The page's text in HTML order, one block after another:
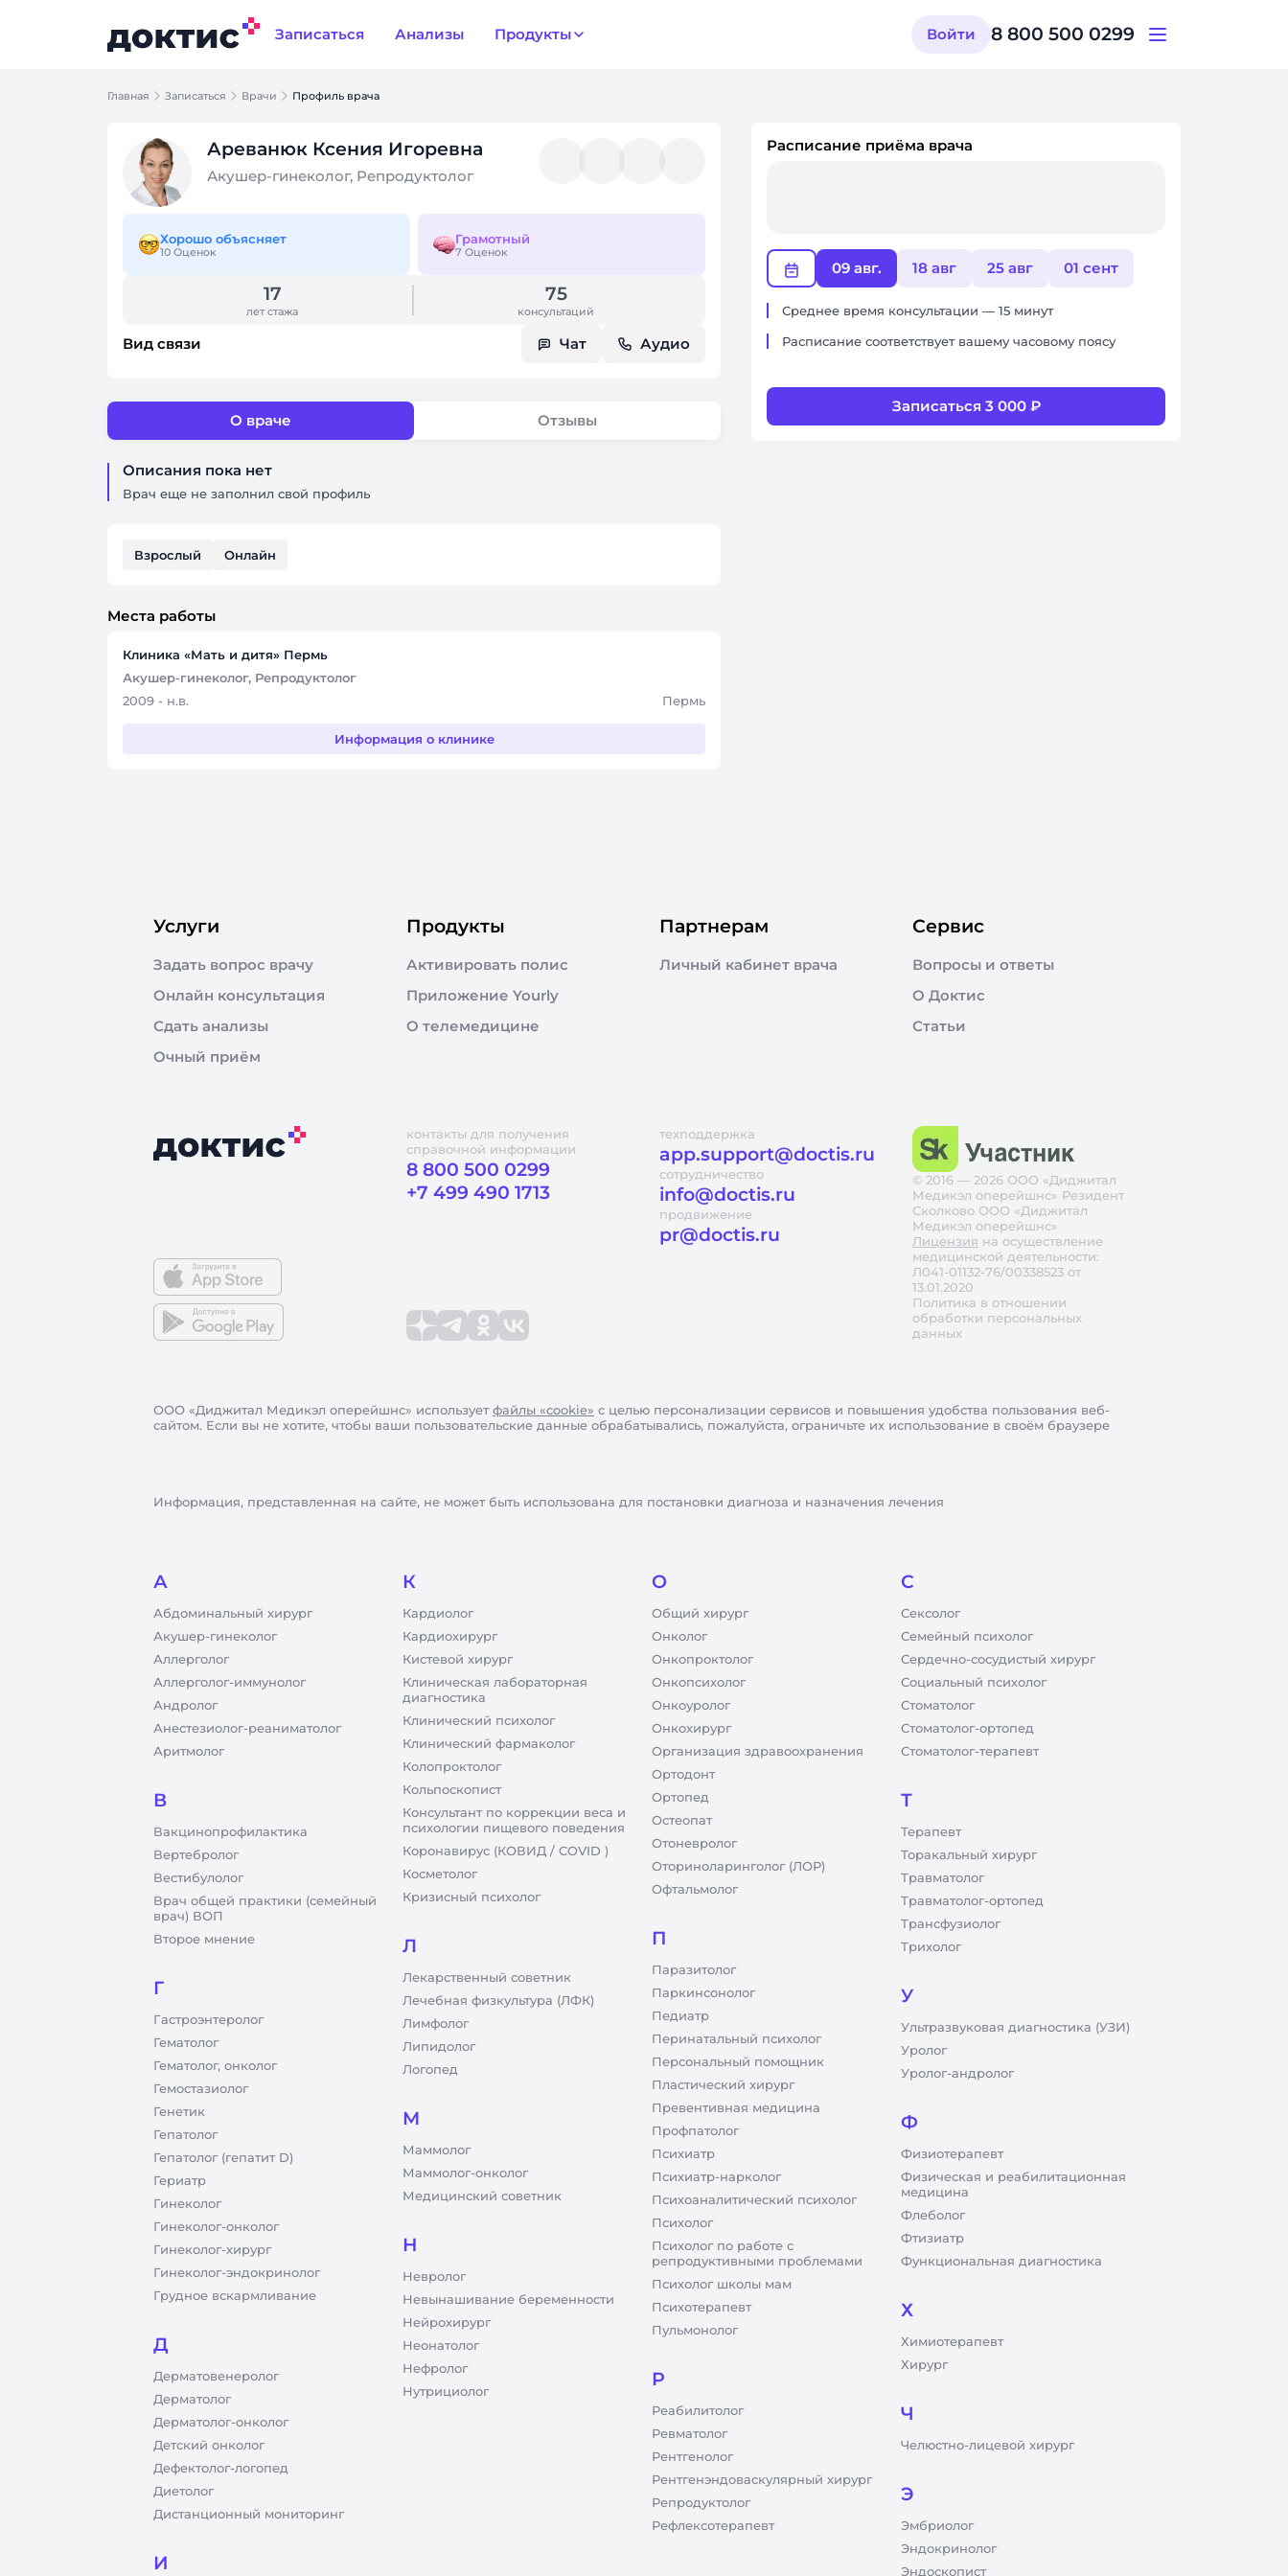
Записаться Анализы Продукты Войти 8 800 500 0299
Главная Записаться Врачи Профиль врача
Ареванюк Ксения Игоревна
Акушер-гинеколог, Репродуктолог
Хорошо объясняет
10 Оценок
Грамотный
7 Оценок
17
лет стажа
75
консультаций
Вид связи Чат Аудио
О враче Отзывы
Описания пока нет
Врач еще не заполнил свой профиль
Взрослый Онлайн
Места работы
Клиника «Мать и дитя» Пермь
Акушер-гинеколог, Репродуктолог
2009 - н.в.
Пермь
Информация о клинике
Расписание приёма врача
09 авг. 18 авг 25 авг 01 сент
Среднее время консультации — 15 минут
Расписание соответствует вашему часовому поясу
Записаться 3 000 ₽
Услуги
Задать вопрос врачу
Онлайн консультация
Сдать анализы
Очный приём
Продукты
Активировать полис
Приложение Yourly
О телемедицине
Партнерам
Личный кабинет врача
Сервис
Вопросы и ответы
О Доктис
Статьи
контакты для получения
справочной информации
8 800 500 0299
+7 499 490 1713
техподдержка
app.support@doctis.ru
сотрудничество
info@doctis.ru
продвижение
pr@doctis.ru
© 2016 — 2026 ООО «Диджитал
Медикэл оперейшнс» Резидент
Сколково ООО «Диджитал
Медикэл оперейшнс»
Лицензия на осуществление
медицинской деятельности:
Л041-01132-76/00338523 от
13.01.2020
Политика в отношении
обработки персональных
данных
ООО «Диджитал Медикэл оперейшнс» используетфайлы «cookie» с целью персонализации сервисов и повышения удобства пользования веб-
сайтом. Если вы не хотите, чтобы ваши пользовательские данные обрабатывались, пожалуйста, ограничьте их использование в своём браузере
Информация, представленная на сайте, не может быть использована для постановки диагноза и назначения лечения
А
Абдоминальный хирург
Акушер-гинеколог
Аллерголог
Аллерголог-иммунолог
Андролог
Анестезиолог-реаниматолог
Аритмолог
В
Вакцинопрофилактика
Вертебролог
Вестибулолог
Врач общей практики (семейный
врач) ВОП
Второе мнение
Г
Гастроэнтеролог
Гематолог
Гематолог, онколог
Гемостазиолог
Генетик
Гепатолог
Гепатолог (гепатит D)
Гериатр
Гинеколог
Гинеколог-онколог
Гинеколог-хирург
Гинеколог-эндокринолог
Грудное вскармливание
Д
Дерматовенеролог
Дерматолог
Дерматолог-онколог
Детский онколог
Дефектолог-логопед
Диетолог
Дистанционный мониторинг
И
К
Кардиолог
Кардиохирург
Кистевой хирург
Клиническая лабораторная
диагностика
Клинический психолог
Клинический фармаколог
Колопроктолог
Кольпоскопист
Консультант по коррекции веса и
психологии пищевого поведения
Коронавирус (КОВИД / COVID )
Косметолог
Кризисный психолог
Л
Лекарственный советник
Лечебная физкультура (ЛФК)
Лимфолог
Липидолог
Логопед
М
Маммолог
Маммолог-онколог
Медицинский советник
Н
Невролог
Невынашивание беременности
Нейрохирург
Неонатолог
Нефролог
Нутрициолог
О
Общий хирург
Онколог
Онкопроктолог
Онкопсихолог
Онкоуролог
Онкохирург
Организация здравоохранения
Ортодонт
Ортопед
Остеопат
Отоневролог
Оториноларинголог (ЛОР)
Офтальмолог
П
Паразитолог
Паркинсонолог
Педиатр
Перинатальный психолог
Персональный помощник
Пластический хирург
Превентивная медицина
Профпатолог
Психиатр
Психиатр-нарколог
Психоаналитический психолог
Психолог
Психолог по работе с
репродуктивными проблемами
Психолог школы мам
Психотерапевт
Пульмонолог
Р
Реабилитолог
Ревматолог
Рентгенолог
Рентгенэндоваскулярный хирург
Репродуктолог
Рефлексотерапевт
С
Сексолог
Семейный психолог
Сердечно-сосудистый хирург
Социальный психолог
Стоматолог
Стоматолог-ортопед
Стоматолог-терапевт
Т
Терапевт
Торакальный хирург
Травматолог
Травматолог-ортопед
Трансфузиолог
Трихолог
У
Ультразвуковая диагностика (УЗИ)
Уролог
Уролог-андролог
Ф
Физиотерапевт
Физическая и реабилитационная
медицина
Флеболог
Фтизиатр
Функциональная диагностика
Х
Химиотерапевт
Хирург
Ч
Челюстно-лицевой хирург
Э
Эмбриолог
Эндокринолог
Эндоскопист